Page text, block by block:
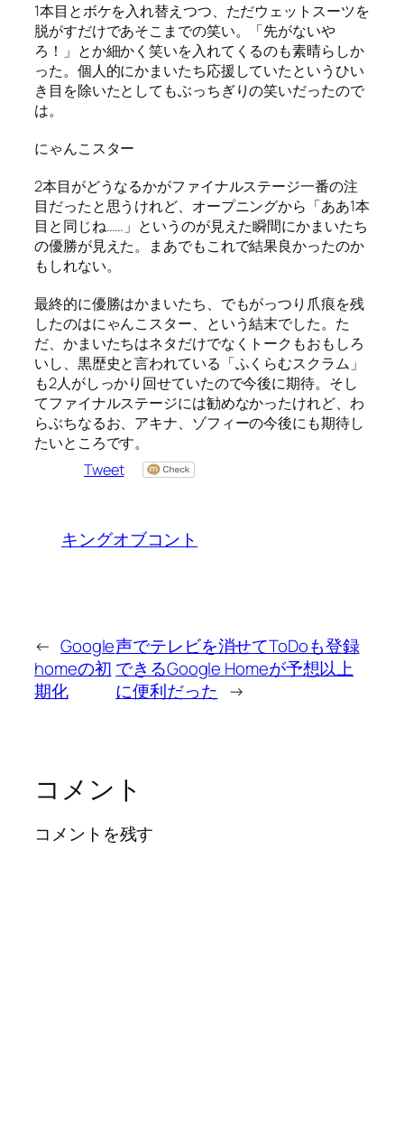
1本目とボケを入れ替えつつ、ただウェットスーツを
脱がすだけであそこまでの笑い。「先がないや
ろ！」とか細かく笑いを入れてくるのも素晴らしか
った。個人的にかまいたち応援していたというひい
き目を除いたとしてもぶっちぎりの笑いだったので
は。
にゃんこスター
2本目がどうなるかがファイナルステージ一番の注
目だったと思うけれど、オープニングから「ああ1本
目と同じね……」というのが見えた瞬間にかまいたち
の優勝が見えた。まあでもこれで結果良かったのか
もしれない。
最終的に優勝はかまいたち、でもがっつり爪痕を残
したのはにゃんこスター、という結末でした。た
だ、かまいたちはネタだけでなくトークもおもしろ
いし、黒歴史と言われている「ふくらむスクラム」
も2人がしっかり回せていたので今後に期待。そし
てファイナルステージには勧めなかったけれど、わ
らぶちなるお、アキナ、ゾフィーの今後にも期待し
たいところです。
Tweet
キングオブコント
← Google
homeの初
期化
声でテレビを消せてToDoも登録
できるGoogle Homeが予想以上
に便利だった →
コメント
コメントを残す